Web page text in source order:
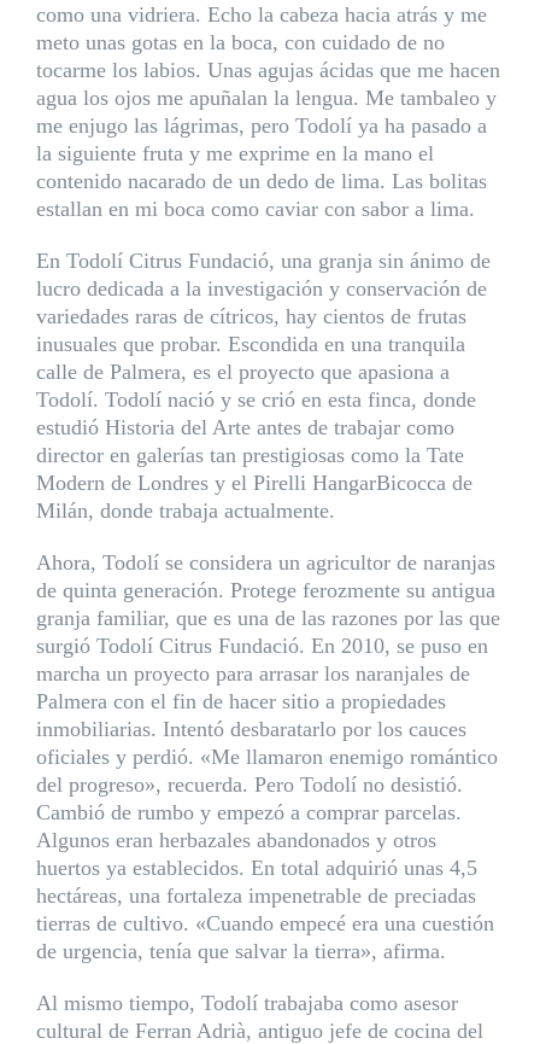
como una vidriera. Echo la cabeza hacia atrás y me
meto unas gotas en la boca, con cuidado de no
tocarme los labios. Unas agujas ácidas que me hacen
agua los ojos me apuñalan la lengua. Me tambaleo y
me enjugo las lágrimas, pero Todolí ya ha pasado a
la siguiente fruta y me exprime en la mano el
contenido nacarado de un dedo de lima. Las bolitas
estallan en mi boca como caviar con sabor a lima.
En Todolí Citrus Fundació, una granja sin ánimo de
lucro dedicada a la investigación y conservación de
variedades raras de cítricos, hay cientos de frutas
inusuales que probar. Escondida en una tranquila
calle de Palmera, es el proyecto que apasiona a
Todolí. Todolí nació y se crió en esta finca, donde
estudió Historia del Arte antes de trabajar como
director en galerías tan prestigiosas como la Tate
Modern de Londres y el Pirelli HangarBicocca de
Milán, donde trabaja actualmente.
Ahora, Todolí se considera un agricultor de naranjas
de quinta generación. Protege ferozmente su antigua
granja familiar, que es una de las razones por las que
surgió Todolí Citrus Fundació. En 2010, se puso en
marcha un proyecto para arrasar los naranjales de
Palmera con el fin de hacer sitio a propiedades
inmobiliarias. Intentó desbaratarlo por los cauces
oficiales y perdió. «Me llamaron enemigo romántico
del progreso», recuerda. Pero Todolí no desistió.
Cambió de rumbo y empezó a comprar parcelas.
Algunos eran herbazales abandonados y otros
huertos ya establecidos. En total adquirió unas 4,5
hectáreas, una fortaleza impenetrable de preciadas
tierras de cultivo. «Cuando empecé era una cuestión
de urgencia, tenía que salvar la tierra», afirma.
Al mismo tiempo, Todolí trabajaba como asesor
cultural de Ferran Adrià, antiguo jefe de cocina del